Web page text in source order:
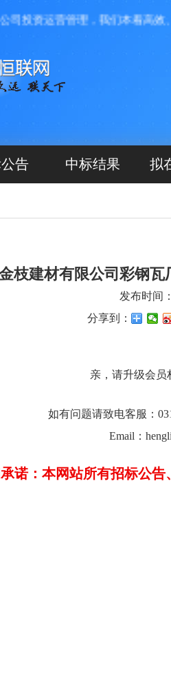
资运营管理，我们本着高效、
告 中标结果 拟
枝建材有限公司彩钢
发布时间
分享到：
亲，请升级会员
如有问题请致电客服：
Email：
诺：本网站所有招标公